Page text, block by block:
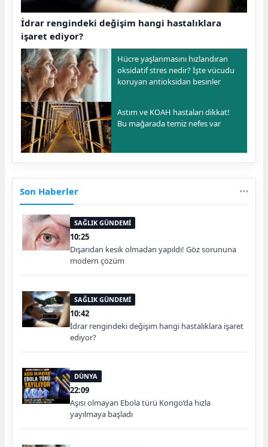
İdrar rengindeki değişim hangi hastalıklara
işaret ediyor?
Hücre yaşlanmasını hızlandıran
oksidatif stres nedir? İşte vücudu
koruyan antioksidan besinler
Astım ve KOAH hastaları dikkat!
Bu mağarada temiz nefes var
Son Haberler
SAĞLIK GÜNDEMİ
10:25
Dışarıdan kesik olmadan yapıldı! Göz sorununa
modern çözüm
SAĞLIK GÜNDEMİ
10:42
İdrar rengindeki değişim hangi hastalıklara işaret
ediyor?
DÜNYA
22:09
Aşısı olmayan Ebola türü Kongo’da hızla
yayılmaya başladı